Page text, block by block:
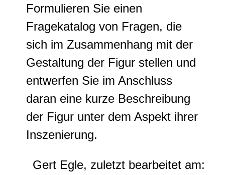
Formulieren Sie einen
Fragekatalog von Fragen, die
sich im Zusammenhang mit der
Gestaltung der Figur stellen und
entwerfen Sie im Anschluss
daran eine kurze Beschreibung
der Figur unter dem Aspekt ihrer
Inszenierung.
Gert Egle, zuletzt bearbeitet am: